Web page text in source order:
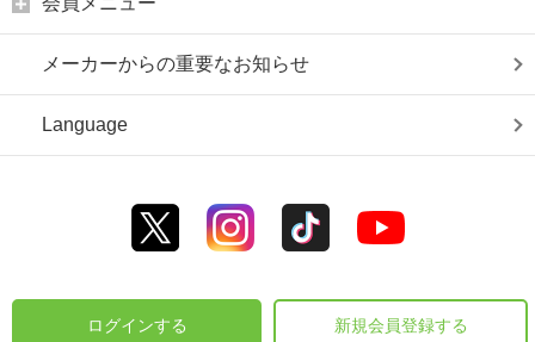
メーカーからの重要なお知らせ
Language
ログインする 新規会員登録する